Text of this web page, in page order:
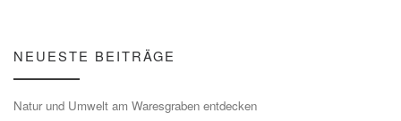
NEUESTE BEITRÄGE
Natur und Umwelt am Waresgraben entdecken